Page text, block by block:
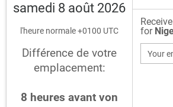
samedi 8 août 2026
l'heure normale +0100 UTC
Différence de votre
emplacement:
8 heures avant von
for